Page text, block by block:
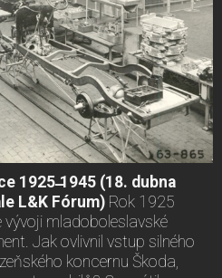
1925 ̶1945 (18. dubna
L&K Fórum) Rok 1925
vývoji mladoboleslavské
Jak ovlivnil vstup silného
koncernu Škoda,